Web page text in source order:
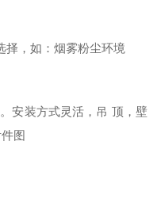
择，如：烟雾粉尘环境
安装方式灵活，吊 顶，壁
图